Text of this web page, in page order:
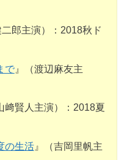
郎主演）：2018秋ド
で』（渡辺麻友主
﨑賢人主演）：2018夏
の生活』（吉岡里帆主